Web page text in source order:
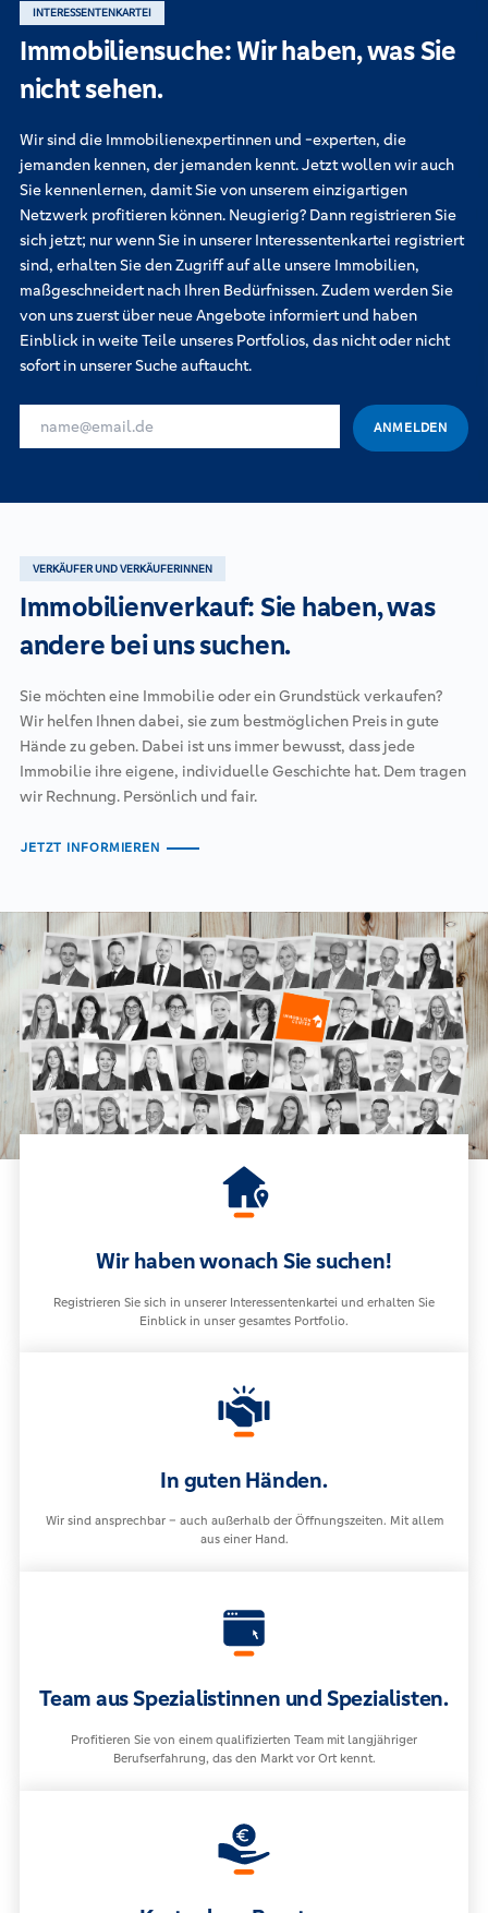
INTERESSENTENKARTEI
Immobiliensuche: Wir haben, was Sie
nicht sehen.
Wir sind die Immobilienexpertinnen und -experten, die
jemanden kennen, der jemanden kennt. Jetzt wollen wir auch
Sie kennenlernen, damit Sie von unserem einzigartigen
Netzwerk profitieren können. Neugierig? Dann registrieren Sie
sich jetzt; nur wenn Sie in unserer Interessentenkartei registriert
sind, erhalten Sie den Zugriff auf alle unsere Immobilien,
maßgeschneidert nach Ihren Bedürfnissen. Zudem werden Sie
von uns zuerst über neue Angebote informiert und haben
Einblick in weite Teile unseres Portfolios, das nicht oder nicht
sofort in unserer Suche auftaucht.
IHRE E-MAIL-ADRESSE FÜR DIE INTERESSENKARTEI
ANMELDEN
VERKÄUFER UND VERKÄUFERINNEN
Immobilienverkauf: Sie haben, was
andere bei uns suchen.
Sie möchten eine Immobilie oder ein Grundstück verkaufen?
Wir helfen Ihnen dabei, sie zum bestmöglichen Preis in gute
Hände zu geben. Dabei ist uns immer bewusst, dass jede
Immobilie ihre eigene, individuelle Geschichte hat. Dem tragen
wir Rechnung. Persönlich und fair.
JETZT INFORMIEREN
Wir haben wonach Sie suchen!
Registrieren Sie sich in unserer Interessentenkartei und erhalten Sie
Einblick in unser gesamtes Portfolio.
In guten Händen.
Wir sind ansprechbar – auch außerhalb der Öffnungszeiten. Mit allem
aus einer Hand.
Team aus Spezialistinnen und Spezialisten.
Profitieren Sie von einem qualifizierten Team mit langjähriger
Berufserfahrung, das den Markt vor Ort kennt.